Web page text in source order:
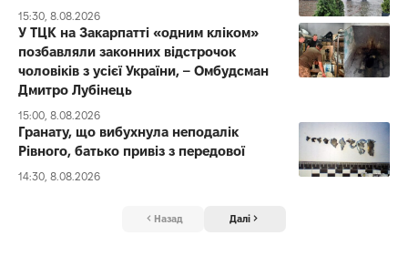
15:30, 8.08.2026
У ТЦК на Закарпатті «одним кліком»
позбавляли законних відстрочок
чоловіків з усієї України, – Омбудсман
Дмитро Лубінець
15:00, 8.08.2026
Гранату, що вибухнула неподалік
Рівного, батько привіз з передової
14:30, 8.08.2026
Назад Далі